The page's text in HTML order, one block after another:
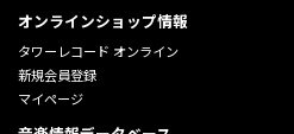
オンラインショップ情報
タワーレコード オンライン
新規会員登録
マイページ